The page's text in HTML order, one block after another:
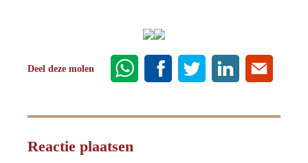
Deel deze molen
Reactie plaatsen